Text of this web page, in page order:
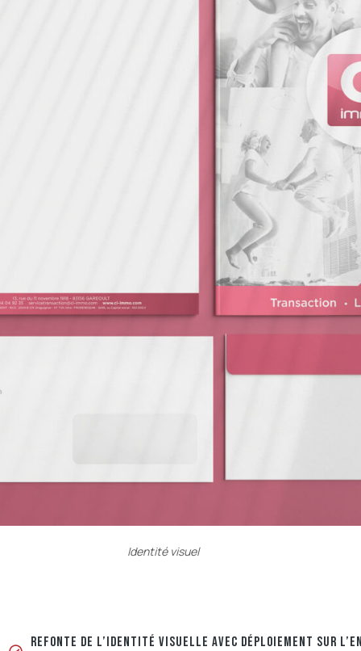
Identité visuel
REFONTE DE L’IDENTITÉ VISUELLE AVEC DÉPLOIEMENT SUR